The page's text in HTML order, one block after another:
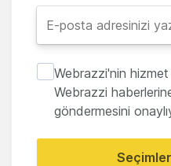
Webrazzi'nin
Webrazzi
göndermesini